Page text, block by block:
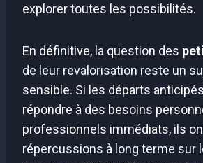
explorer toutes les possibilités.
En définitive, la question des
de leur revalorisation reste un
sensible. Si les départs
répondre à des besoins
professionnels immédiats, ils
répercussions à long terme sur